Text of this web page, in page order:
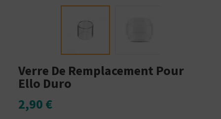
Verre De Remplacement Pour
Ello Duro
2,90 €